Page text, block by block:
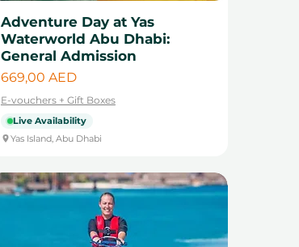
Adventure Day at Yas
Waterworld Abu Dhabi:
General Admission
Цена
669,00 AED
E-vouchers + Gift Boxes
Live Availability
Yas Island, Abu Dhabi